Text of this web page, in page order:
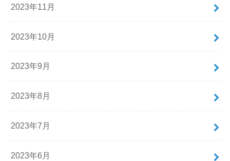
2023年11月
2023年10月
2023年9月
2023年8月
2023年7月
2023年6月